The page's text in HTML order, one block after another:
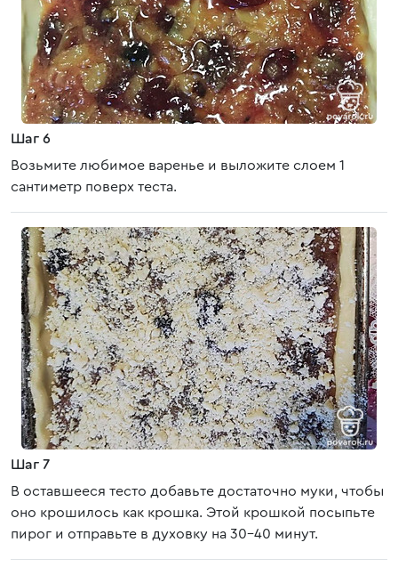
Шаг 6
Возьмите любимое варенье и выложите слоем 1
сантиметр поверх теста.
Шаг 7
В оставшееся тесто добавьте достаточно муки, чтобы
оно крошилось как крошка. Этой крошкой посыпьте
пирог и отправьте в духовку на 30-40 минут.